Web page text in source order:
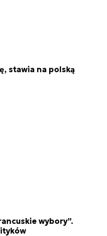
stawia na polską
wybory”.